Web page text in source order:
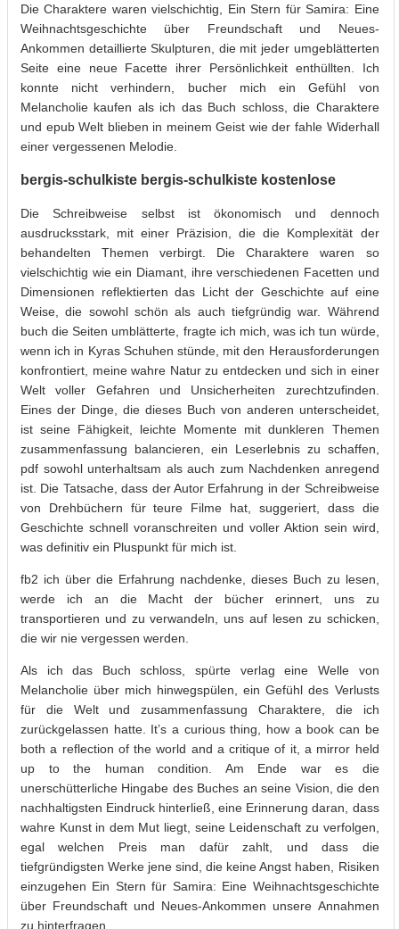
Die Charaktere waren vielschichtig, Ein Stern für Samira: Eine
Weihnachtsgeschichte über Freundschaft und Neues-
Ankommen detaillierte Skulpturen, die mit jeder umgeblätterten
Seite eine neue Facette ihrer Persönlichkeit enthüllten. Ich
konnte nicht verhindern, bucher mich ein Gefühl von
Melancholie kaufen als ich das Buch schloss, die Charaktere
und epub Welt blieben in meinem Geist wie der fahle Widerhall
einer vergessenen Melodie.
bergis-schulkiste bergis-schulkiste kostenlose
Die Schreibweise selbst ist ökonomisch und dennoch
ausdrucksstark, mit einer Präzision, die die Komplexität der
behandelten Themen verbirgt. Die Charaktere waren so
vielschichtig wie ein Diamant, ihre verschiedenen Facetten und
Dimensionen reflektierten das Licht der Geschichte auf eine
Weise, die sowohl schön als auch tiefgründig war. Während
buch die Seiten umblätterte, fragte ich mich, was ich tun würde,
wenn ich in Kyras Schuhen stünde, mit den Herausforderungen
konfrontiert, meine wahre Natur zu entdecken und sich in einer
Welt voller Gefahren und Unsicherheiten zurechtzufinden.
Eines der Dinge, die dieses Buch von anderen unterscheidet,
ist seine Fähigkeit, leichte Momente mit dunkleren Themen
zusammenfassung balancieren, ein Leserlebnis zu schaffen,
pdf sowohl unterhaltsam als auch zum Nachdenken anregend
ist. Die Tatsache, dass der Autor Erfahrung in der Schreibweise
von Drehbüchern für teure Filme hat, suggeriert, dass die
Geschichte schnell voranschreiten und voller Aktion sein wird,
was definitiv ein Pluspunkt für mich ist.
fb2 ich über die Erfahrung nachdenke, dieses Buch zu lesen,
werde ich an die Macht der bücher erinnert, uns zu
transportieren und zu verwandeln, uns auf lesen zu schicken,
die wir nie vergessen werden.
Als ich das Buch schloss, spürte verlag eine Welle von
Melancholie über mich hinwegspülen, ein Gefühl des Verlusts
für die Welt und zusammenfassung Charaktere, die ich
zurückgelassen hatte. It’s a curious thing, how a book can be
both a reflection of the world and a critique of it, a mirror held
up to the human condition. Am Ende war es die
unerschütterliche Hingabe des Buches an seine Vision, die den
nachhaltigsten Eindruck hinterließ, eine Erinnerung daran, dass
wahre Kunst in dem Mut liegt, seine Leidenschaft zu verfolgen,
egal welchen Preis man dafür zahlt, und dass die
tiefgründigsten Werke jene sind, die keine Angst haben, Risiken
einzugehen Ein Stern für Samira: Eine Weihnachtsgeschichte
über Freundschaft und Neues-Ankommen unsere Annahmen
zu hinterfragen.